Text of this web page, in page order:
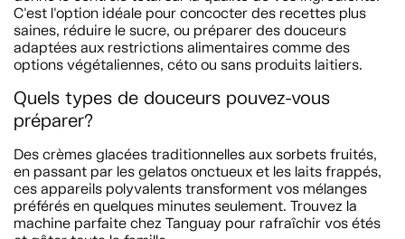
C'est l'option idéale pour concocter des recettes plus
saines, réduire le sucre, ou préparer des douceurs
adaptées aux restrictions alimentaires comme des
options végétaliennes, céto ou sans produits laitiers.
Quels types de douceurs pouvez-vous
préparer?
Des crèmes glacées traditionnelles aux sorbets fruités,
en passant par les gelatos onctueux et les laits frappés,
ces appareils polyvalents transforment vos mélanges
préférés en quelques minutes seulement. Trouvez la
machine parfaite chez Tanguay pour rafraîchir vos étés